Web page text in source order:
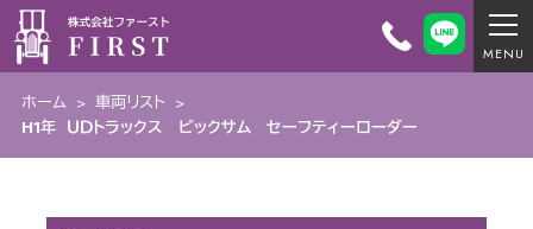
ホーム > 車両リスト >
H1年 ＵＤトラックス ビックサム セーフティーローダー